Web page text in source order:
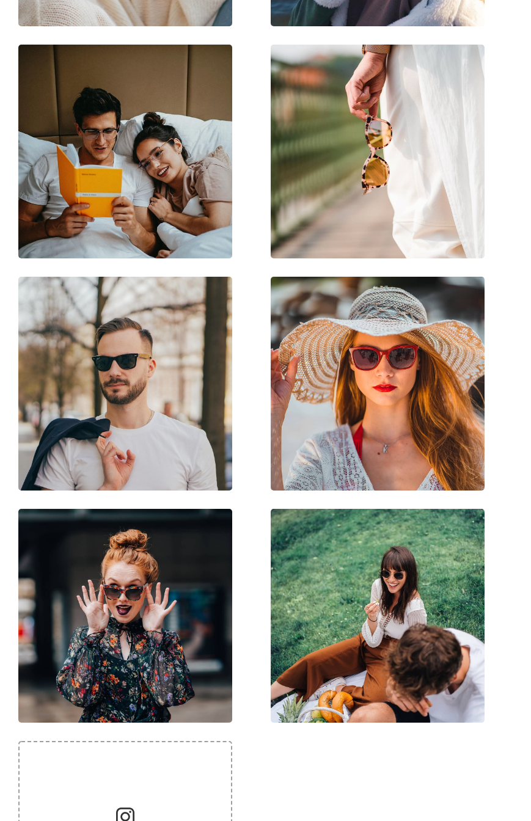
Регулируемые носоупоры:
Нет
Пружинный шарнир:
Нет
Аксессуары
Футляр:
Нет
Салфетка для чистки:
Да
Пол:
Мужские
Категория:
Солнцезащитные очки
Бренд:
Oakley
Использование:
Спорт
Спорт:
Велоспорт, Бег, Туризм, Рыбалка, Водные виды спорта, Яхтинг,
Внедорожный велоспорт
Код:
OJ 9005 01 59